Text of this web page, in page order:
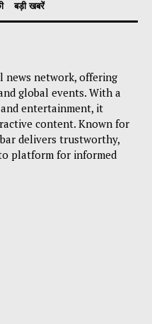
बड़ी खबरें
news network, offering
global events. With a
entertainment, it
content. Known for
delivers trustworthy,
platform for informed